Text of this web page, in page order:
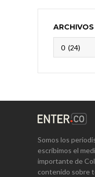
ARCHIVOS
Somos los
escribimos el
importante de
contenido sobre